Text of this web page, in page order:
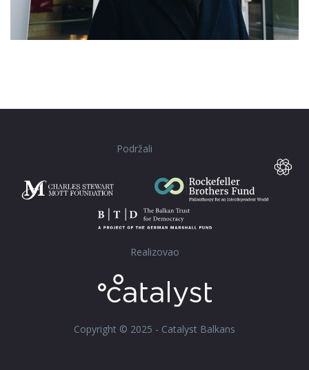
Podržali
Realizovao
Copyright © 2025 - Catalyst Balkans